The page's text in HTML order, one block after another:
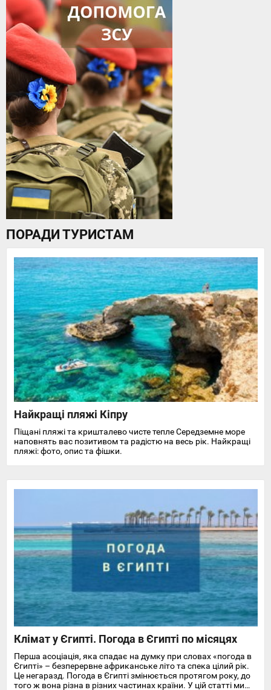
ПОРАДИ ТУРИСТАМ
Найкращі пляжі Кіпру
Піщані пляжі та кришталево чисте тепле Середземне море
наповнять вас позитивом та радістю на весь рік. Найкращі
пляжі: фото, опис та фішки.
Клімат у Єгипті. Погода в Єгипті по місяцях
Перша асоціація, яка спадає на думку при словах «погода в
Єгипті» – безперервне африканське літо та спека цілий рік.
Це негаразд. Погода в Єгипті змінюється протягом року, до
того ж вона різна в різних частинах країни. У цій статті ми